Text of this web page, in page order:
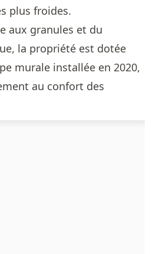
plus froides.
aux granules et du
la propriété est dotée
murale installée en 2020,
au confort des